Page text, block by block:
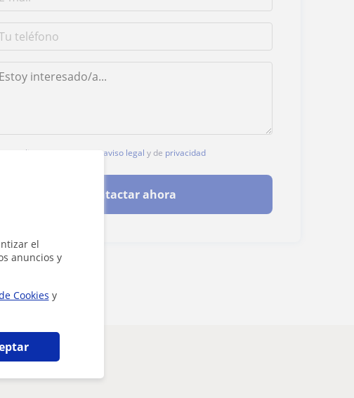
el
anuncios y
Cookies y
clic, aceptas nuestro aviso legal y de privacidad
Contactar ahora